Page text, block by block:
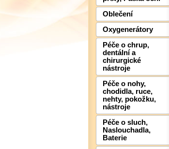
Oblečení
Oxygenerátory
Péče o chrup,
dentální a
chirurgické
nástroje
Péče o nohy,
chodidla, ruce,
nehty, pokožku,
nástroje
Péče o sluch,
Naslouchadla,
Baterie
Detail